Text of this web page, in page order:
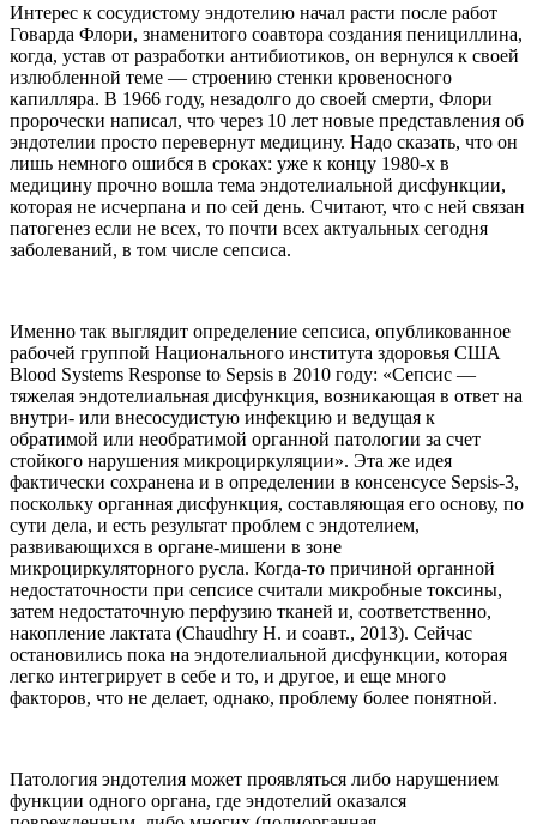
Интерес к сосудистому эндотелию начал расти после работ
Говарда Флори, знаменитого соавтора создания пенициллина,
когда, устав от разработки антибиотиков, он вернулся к своей
излюбленной теме — строению стенки кровеносного
капилляра. В 1966 году, незадолго до своей смерти, Флори
пророчески написал, что через 10 лет новые представления об
эндотелии просто перевернут медицину. Надо сказать, что он
лишь немного ошибся в сроках: уже к концу 1980-х в
медицину прочно вошла тема эндотелиальной дисфункции,
которая не исчерпана и по сей день. Считают, что с ней связан
патогенез если не всех, то почти всех актуальных сегодня
заболеваний, в том числе сепсиса.
Именно так выглядит определение сепсиса, опубликованное
рабочей группой Национального института здоровья США
Blood Systems Response to Sepsis в 2010 году: «Сепсис —
тяжелая эндотелиальная дисфункция, возникающая в ответ на
внутри- или внесосудистую инфекцию и ведущая к
обратимой или необратимой органной патологии за счет
стойкого нарушения микроциркуляции». Эта же идея
фактически сохранена и в определении в консенсусе Sepsis-3,
поскольку органная дисфункция, составляющая его основу, по
сути дела, и есть результат проблем с эндотелием,
развивающихся в органе-мишени в зоне
микроциркуляторного русла. Когда-то причиной органной
недостаточности при сепсисе считали микробные токсины,
затем недостаточную перфузию тканей и, соответственно,
накопление лактата (Chaudhry H. и соавт., 2013). Сейчас
остановились пока на эндотелиальной дисфункции, которая
легко интегрирует в себе и то, и другое, и еще много
факторов, что не делает, однако, проблему более понятной.
Патология эндотелия может проявляться либо нарушением
функции одного органа, где эндотелий оказался